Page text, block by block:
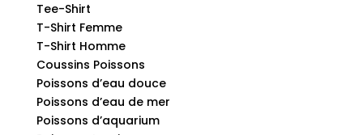
Tee-Shirt
T-Shirt Femme
T-Shirt Homme
Coussins Poissons
Poissons d’eau douce
Poissons d’eau de mer
Poissons d’aquarium